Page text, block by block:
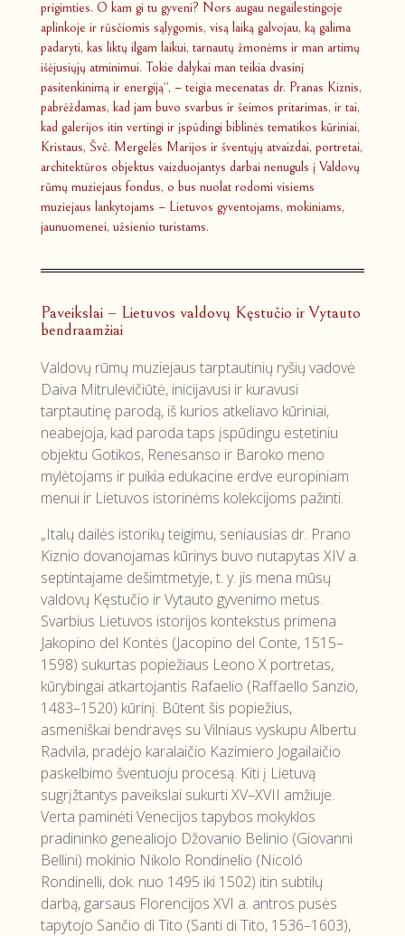
prigimties. O kam gi tu gyveni? Nors augau negailestingoje
aplinkoje ir rūsčiomis sąlygomis, visą laiką galvojau, ką galima
padaryti, kas liktų ilgam laikui, tarnautų žmonėms ir man artimų
išėjusiųjų atminimui. Tokie dalykai man teikia dvasinį
pasitenkinimą ir energiją“, – teigia mecenatas dr. Pranas Kiznis,
pabrėždamas, kad jam buvo svarbus ir šeimos pritarimas, ir tai,
kad galerijos itin vertingi ir įspūdingi biblinės tematikos kūriniai,
Kristaus, Švč. Mergelės Marijos ir šventųjų atvaizdai, portretai,
architektūros objektus vaizduojantys darbai nenuguls į Valdovų
rūmų muziejaus fondus, o bus nuolat rodomi visiems
muziejaus lankytojams – Lietuvos gyventojams, mokiniams,
jaunuomenei, užsienio turistams.
Paveikslai – Lietuvos valdovų Kęstučio ir Vytauto
bendraamžiai
Valdovų rūmų muziejaus tarptautinių ryšių vadovė
Daiva Mitrulevičiūtė, inicijavusi ir kuravusi
tarptautinę parodą, iš kurios atkeliavo kūriniai,
neabejoja, kad paroda taps įspūdingu estetiniu
objektu Gotikos, Renesanso ir Baroko meno
mylėtojams ir puikia edukacine erdve europiniam
menui ir Lietuvos istorinėms kolekcijoms pažinti.
„Italų dailės istorikų teigimu, seniausias dr. Prano
Kiznio dovanojamas kūrinys buvo nutapytas XIV a.
septintajame dešimtmetyje, t. y. jis mena mūsų
valdovų Kęstučio ir Vytauto gyvenimo metus.
Svarbius Lietuvos istorijos kontekstus primena
Jakopino del Kontės (Jacopino del Conte, 1515–
1598) sukurtas popiežiaus Leono X portretas,
kūrybingai atkartojantis Rafaelio (Raffaello Sanzio,
1483–1520) kūrinį. Būtent šis popiežius,
asmeniškai bendravęs su Vilniaus vyskupu Albertu
Radvila, pradėjo karalaičio Kazimiero Jogailaičio
paskelbimo šventuoju procesą. Kiti į Lietuvą
sugrįžtantys paveikslai sukurti XV–XVII amžiuje.
Verta paminėti Venecijos tapybos mokyklos
pradininko genealiojo Džovanio Belinio (Giovanni
Bellini) mokinio Nikolo Rondinelio (Nicoló
Rondinelli, dok. nuo 1495 iki 1502) itin subtilų
darbą, garsaus Florencijos XVI a. antros pusės
tapytojo Sančio di Tito (Santi di Tito, 1536–1603),